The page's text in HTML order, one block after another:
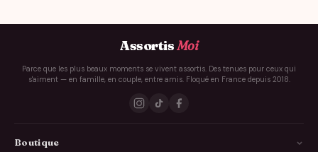
AssortisMoi
Parce que les plus beaux moments se vivent assortis. Des tenues pour ceux qui
s'aiment — en famille, en couple, entre amis. Floqué en France depuis 2018.
Boutique